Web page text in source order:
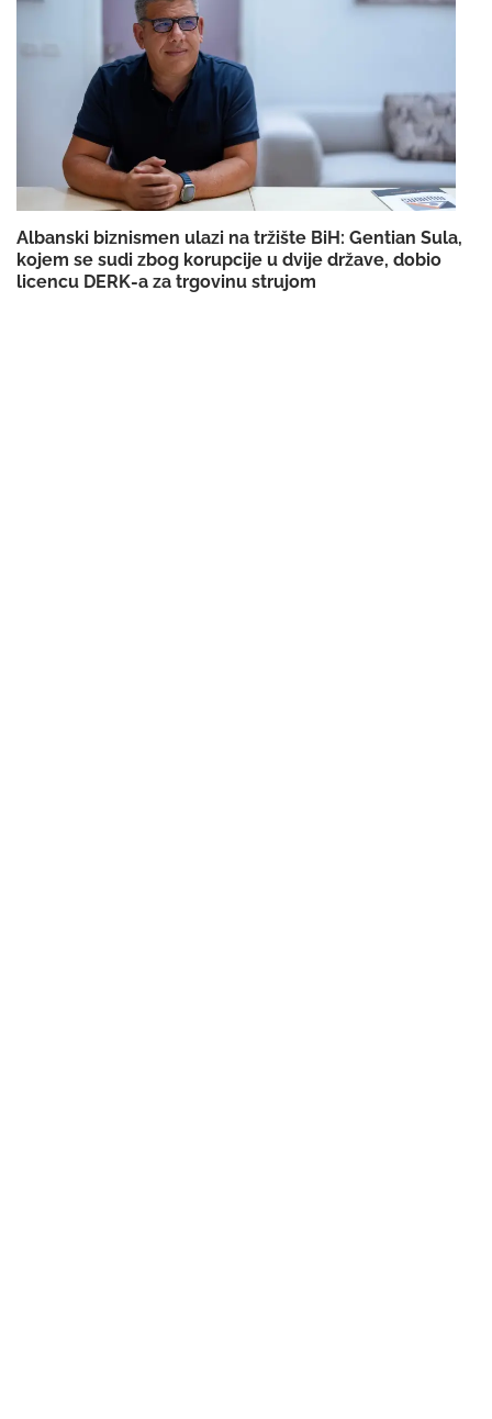
Albanski biznismen ulazi na tržište BiH: Gentian Sula,
kojem se sudi zbog korupcije u dvije države, dobio
licencu DERK-a za trgovinu strujom